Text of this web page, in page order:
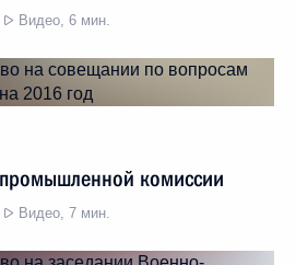
Видео, 6 мин.
комиссии
Видео, 7 мин.